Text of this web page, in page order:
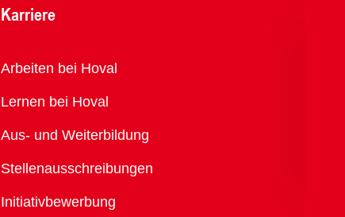
Karriere
Übersicht
Arbeiten bei Hoval
Lernen bei Hoval
Aus- und Weiterbildung
Stellenausschreibungen
Initiativbewerbung